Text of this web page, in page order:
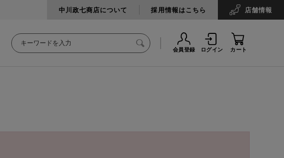
中川政七商店について 採用情報はこちら 店舗情報
会員登録 ログイン カート